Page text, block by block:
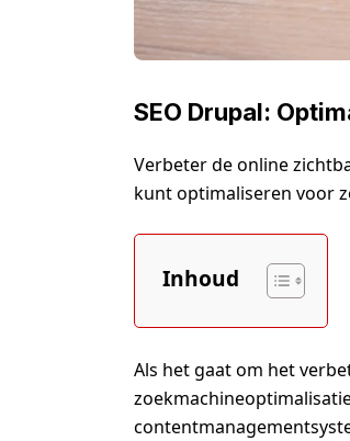
SEO Drupal:
Verbeter de online
kunt optimaliseren voor
Inhoud
Als het gaat om het